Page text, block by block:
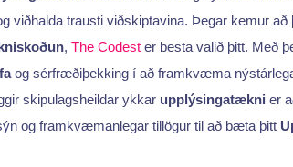
viðhalda trausti viðskiptavina. Þegar kemur
, The Codester besta valið þitt. Með
og sérfræðiþekking í að framkvæma
skipulagsheildar ykkar upplýsingatækni er
og framkvæmanlegar tillögur til að bæta þitt